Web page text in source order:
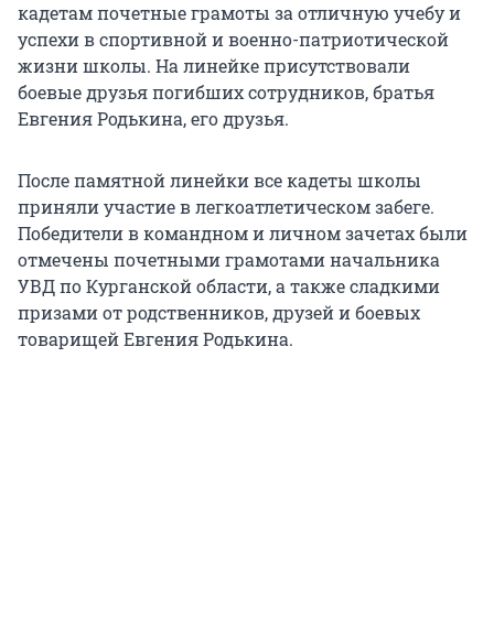
кадетам почетные грамоты за отличную учебу и
успехи в спортивной и военно-патриотической
жизни школы. На линейке присутствовали
боевые друзья погибших сотрудников, братья
Евгения Родькина, его друзья.
После памятной линейки все кадеты школы
приняли участие в легкоатлетическом забеге.
Победители в командном и личном зачетах были
отмечены почетными грамотами начальника
УВД по Курганской области, а также сладкими
призами от родственников, друзей и боевых
товарищей Евгения Родькина.